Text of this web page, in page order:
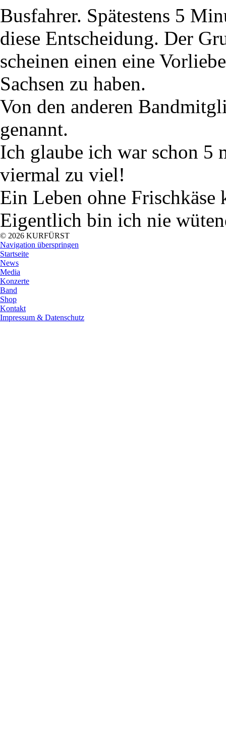
Busfahrer. Spätestens 5
diese Entscheidung. Der
scheinen einen eine
Sachsen zu haben.
Von den anderen
genannt.
Ich glaube ich war schon 5
viermal zu viel!
Ein Leben ohne
Eigentlich bin ich nie
© 2026 KURFÜRST
Navigation überspringen
Startseite
News
Media
Konzerte
Band
Shop
Kontakt
Impressum & Datenschutz